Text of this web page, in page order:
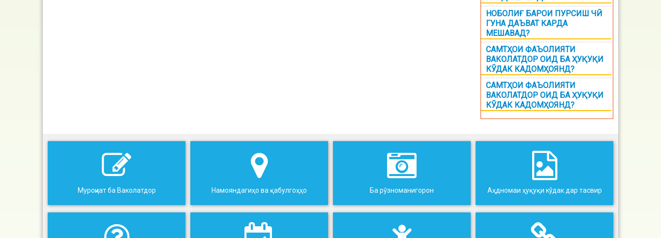
НОБОЛИҒ БАРОИ ПУРСИШ ЧӢ
ГУНА ДАЪВАТ КАРДА
МЕШАВАД?
САМТҲОИ ФАЪОЛИЯТИ
ВАКОЛАТДОР ОИД БА ҲУҚУҚИ
КЎДАК КАДОМҲОЯНД?
САМТҲОИ ФАЪОЛИЯТИ
ВАКОЛАТДОР ОИД БА ҲУҚУҚИ
КЎДАК КАДОМҲОЯНД?
Муроҷиат ба Ваколатдор Намояндагиҳо ва қабулгоҳҳо Ба рӯзноманигорон Аҳдномаи ҳуқуқи кўдак дар тасвир